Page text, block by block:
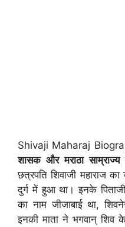
Shivaji Maharaj
शासक और मराठा
छत्रपति शिवाजी महाराज
दुर्ग में हुआ था। इनके
का नाम जीजाबाई था,
इनकी माता ने भगवान् शिव